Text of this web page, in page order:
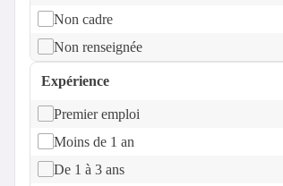
Non cadre
Non renseignée
Expérience
Premier emploi
Moins de 1 an
De 1 à 3 ans